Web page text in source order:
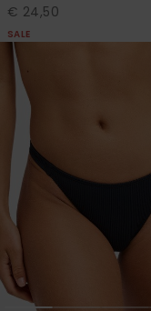
€ 24,50
SALE